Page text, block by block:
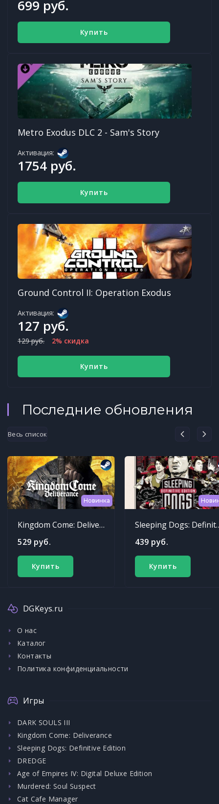
699 руб.
Купить
Metro Exodus DLC 2 - Sam's Story
Активация:
1754 руб.
Купить
Ground Control II: Operation Exodus
Активация:
127 руб.
129 руб. 2% скидка
Купить
Последние обновления
Весь список
Новинка
Kingdom Come: Deliverance
529 руб.
Купить
Sleeping
439 руб.
Купить
DGKeys.ru
О нас
Каталог
Контакты
Политика конфиденциальности
Игры
DARK SOULS III
Kingdom Come: Deliverance
Sleeping Dogs: Definitive Edition
DREDGE
Age of Empires IV: Digital Deluxe Edition
Murdered: Soul Suspect
Cat Cafe Manager